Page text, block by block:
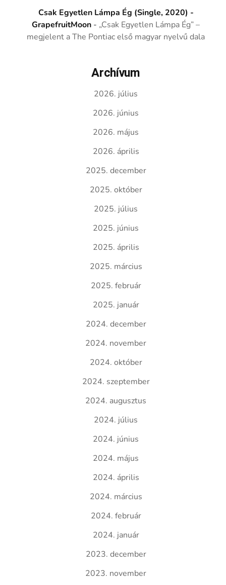
Csak Egyetlen Lámpa Ég (Single, 2020) -
GrapefruitMoon - „Csak Egyetlen Lámpa Ég” –
megjelent a The Pontiac első magyar nyelvű dala
Archívum
2026. július
2026. június
2026. május
2026. április
2025. december
2025. október
2025. július
2025. június
2025. április
2025. március
2025. február
2025. január
2024. december
2024. november
2024. október
2024. szeptember
2024. augusztus
2024. július
2024. június
2024. május
2024. április
2024. március
2024. február
2024. január
2023. december
2023. november